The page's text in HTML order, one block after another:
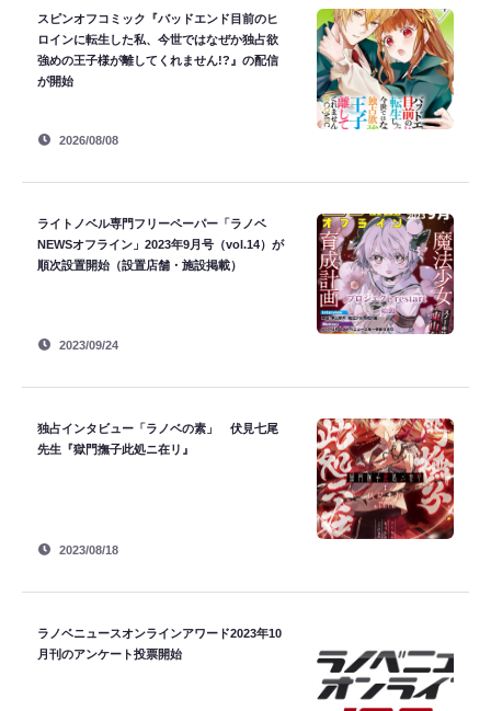
スピンオフコミック『バッドエンド目前のヒ
ロインに転生した私、今世ではなぜか独占欲
強めの王子様が離してくれません!?』の配信
が開始
2026/08/08
ライトノベル専門フリーペーパー「ラノベ
NEWSオフライン」2023年9月号（vol.14）が
順次設置開始（設置店舗・施設掲載）
2023/09/24
独占インタビュー「ラノベの素」 伏見七尾
先生『獄門撫子此処ニ在リ』
2023/08/18
ラノベニュースオンラインアワード2023年10
月刊のアンケート投票開始